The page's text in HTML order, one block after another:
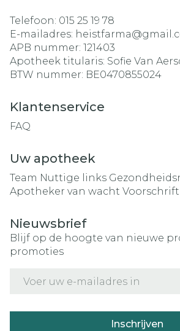
Telefoon: 015 25 19 78
E-mailadres: heistfarma@
APB nummer: 121403
Apotheek titularis: Sofie Van
BTW nummer: BE0470855024
Klantenservice
FAQ
Uw apotheek
Team Nuttige links
Apotheker van wacht Voorschrift
Nieuwsbrief
Blijf op de hoogte van nieuwe
promoties
Inschrijven